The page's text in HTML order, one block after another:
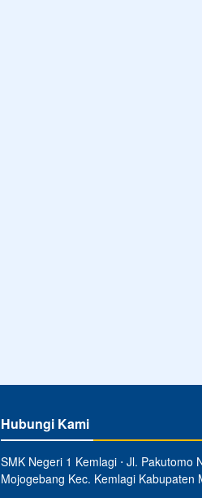
Hubungi Kami
SMK Negeri 1 Kemlagi ⋅ Jl. Pakutomo
Mojogebang Kec. Kemlagi Kabupaten